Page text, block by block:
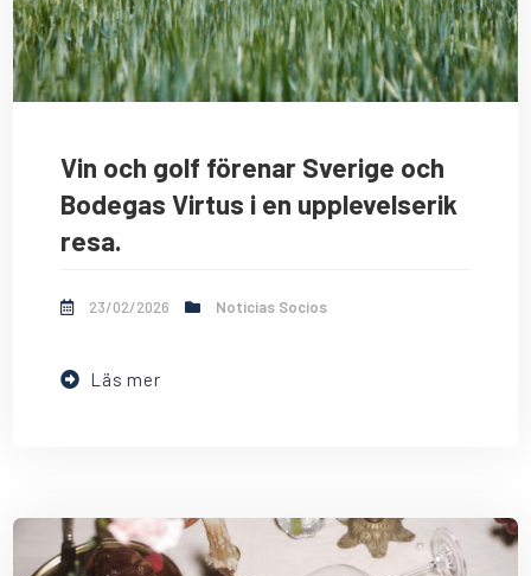
Vin och golf förenar Sverige och
Bodegas Virtus i en upplevelserik
resa.
23/02/2026 Noticias Socios
Läs mer